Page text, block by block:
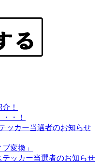
！
・！
ッカー当選者のお知らせ
変換」
テッカー当選者のお知らせ